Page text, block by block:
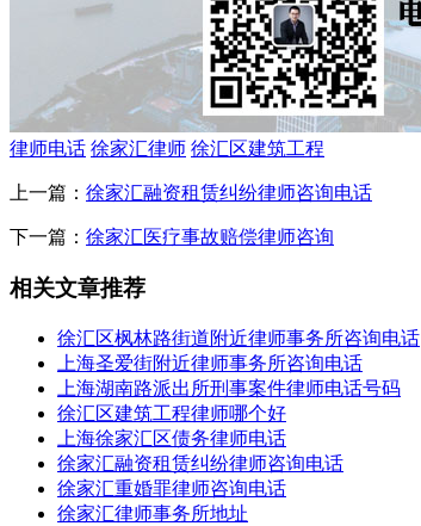
律师电话 徐家汇律师 徐汇区建筑工程
上一篇： 徐家汇融资租赁纠纷律师咨询电话
下一篇： 徐家汇医疗事故赔偿律师咨询
相关文章推荐
徐汇区枫林路街道附近律师事务所咨询电话
上海圣爱街附近律师事务所咨询电话
上海湖南路派出所刑事案件律师电话号码
徐汇区建筑工程律师哪个好
上海徐家汇区债务律师电话
徐家汇融资租赁纠纷律师咨询电话
徐家汇重婚罪律师咨询电话
徐家汇律师事务所地址